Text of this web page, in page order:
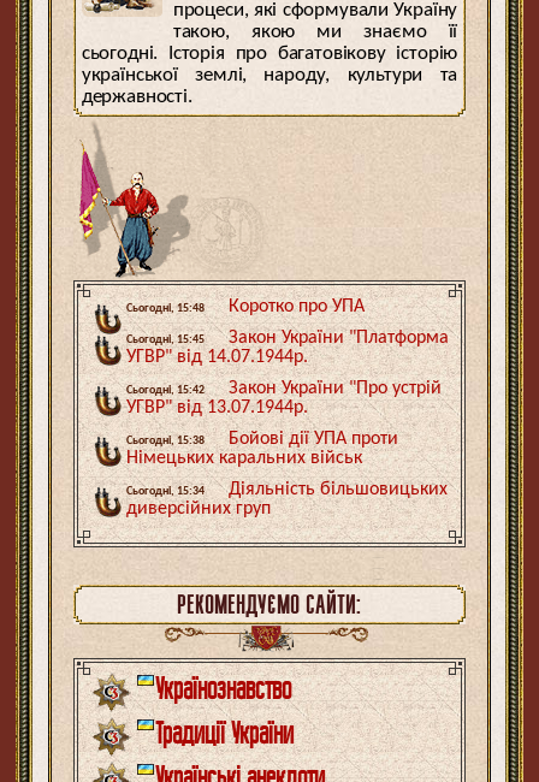
процеси, які сформували Україну
такою, якою ми знаємо її
сьогодні. Історія про багатовікову історію
української землі, народу, культури та
державності.
Сьогодні, 15:48 Коротко про УПА
Сьогодні, 15:45
Закон України "Платформа
УГВР" від 14.07.1944р.
Сьогодні, 15:42
Закон України "Про устрій
УГВР" від 13.07.1944р.
Сьогодні, 15:38
Бойові дії УПА проти
Німецьких каральних військ
Сьогодні, 15:34
Діяльність більшовицьких
диверсійних груп
РЕКОМЕНДУЄМО САЙТИ:
Українознавство
Традиції України